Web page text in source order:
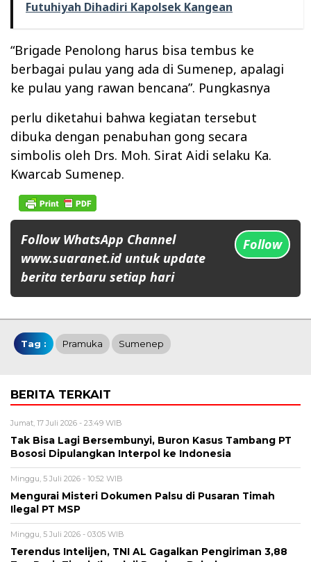
Futuhiyah Dihadiri Kapolsek Kangean
“Brigade Penolong harus bisa tembus ke
berbagai pulau yang ada di Sumenep, apalagi
ke pulau yang rawan bencana”. Pungkasnya
perlu diketahui bahwa kegiatan tersebut
dibuka dengan penabuhan gong secara
simbolis oleh Drs. Moh. Sirat Aidi selaku Ka.
Kwarcab Sumenep.
Follow WhatsApp Channel
www.suaranet.id untuk update
berita terbaru setiap hari
Follow
Tag : Pramuka Sumenep
BERITA TERKAIT
Jumat, 17 Juli 2026 - 23:49 WIB
Tak Bisa Lagi Bersembunyi, Buron Kasus Tambang PT
Bososi Dipulangkan Interpol ke Indonesia
Minggu, 5 Juli 2026 - 10:52 WIB
Mengurai Misteri Dokumen Palsu di Pusaran Timah
Ilegal PT MSP
Minggu, 5 Juli 2026 - 03:05 WIB
Terendus Intelijen, TNI AL Gagalkan Pengiriman 3,88